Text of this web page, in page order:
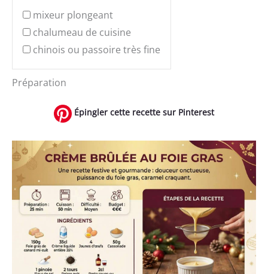
mixeur plongeant
chalumeau de cuisine
chinois ou passoire très fine
Préparation
Épingler cette recette sur Pinterest